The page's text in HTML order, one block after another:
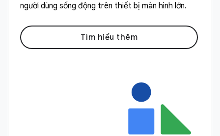
người dùng sống động trên thiết bị màn hình lớn.
Tìm hiểu thêm